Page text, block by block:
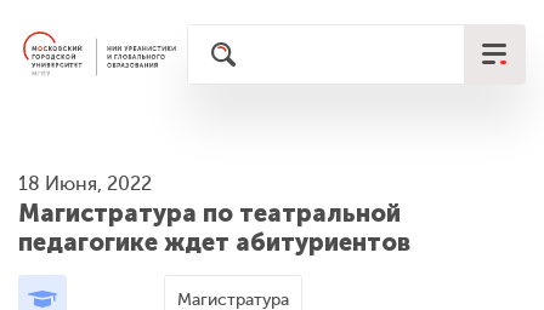
18 Июня, 2022
Магистратура по театральной
педагогике ждет абитуриентов
Магистратура